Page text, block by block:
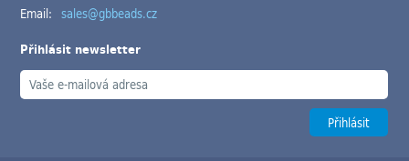
Email: sales@gbbeads.cz
Přihlásit newsletter